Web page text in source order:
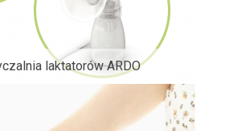
laktatorów ARDO